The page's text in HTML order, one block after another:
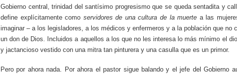
Gobierno central, trinidad del santísimo progresismo que se queda sentadita y
define explícitamente como servidores de una cultura de la muerte a las
imaginar – a los legisladores, a los médicos y enfermeros y a la población que no
un don de Dios. Incluidos a aquellos a los que no les interesa lo más mínimo el
y jactancioso vestido con una mitra tan pinturera y una casulla que es un primor.
Pero por ahora nada. Por ahora el pastor sigue balando y el jefe del Gobierno